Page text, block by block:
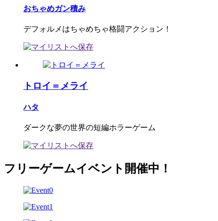
おちゃめガン積み
デフォルメはちゃめちゃ格闘アクション！
トロイ＝メライ
ハタ
ダークな夢の世界の短編ホラーゲーム
フリーゲームイベント開催中！